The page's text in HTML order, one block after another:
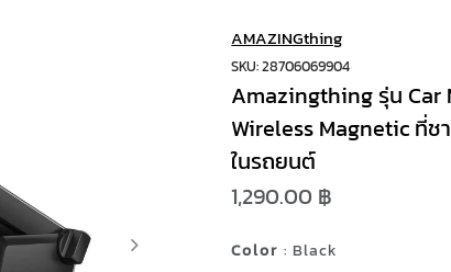
AMAZINGthing
SKU: 28706069904
Amazingthing รุ่น Car
Wireless Magnetic ที่ช
ในรถยนต์
1,290.00 ฿
Color: Black